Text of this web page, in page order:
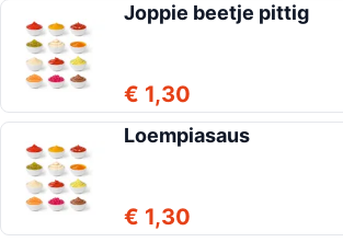
Joppie beetje pittig
€ 1,30
Loempiasaus
€ 1,30